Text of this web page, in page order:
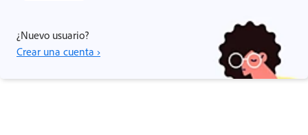
¿Nuevo usuario?
Crear una cuenta ›